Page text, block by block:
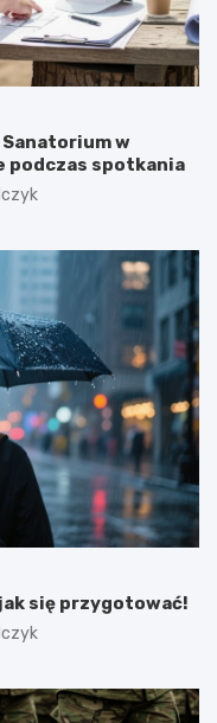
w
podczas spotkania
się przygotować!